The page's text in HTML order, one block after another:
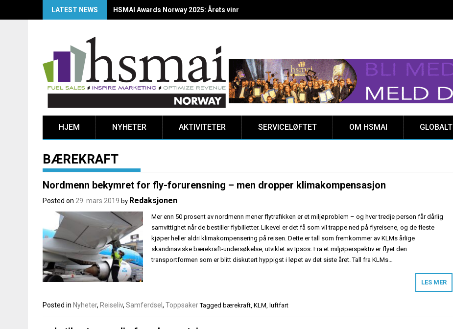
LATEST NEWS HSMAI Awards Norway 2025: Årets vinnere kåret på Clarion Hotel The HUB
HJEM NYHETER AKTIVITETER SERVICELØFTET OM HSMAI GLOBALT
BÆREKRAFT
Nordmenn bekymret for fly-forurensning – men dropper klimakompensasjon
Posted on 29. mars 2019 by Redaksjonen
Mer enn 50 prosent av nordmenn mener flytrafikken er et miljøproblem – og hver tredje person får dårlig
samvittighet når de bestiller flybilletter. Likevel er det få som vil trappe ned på flyreisene, og de fleste
kjøper heller aldri klimakompensering på reisen. Dette er tall som fremkommer av KLMs årlige
skandinaviske bærekraft-undersøkelse, utviklet av Ipsos. Fra et miljøperspektiv er flyet den
transportformen som er blitt diskutert hyppigst i løpet av det siste året. Tall fra KLMs…
LES MER
Posted in Nyheter, Reiseliv, Samferdsel , Toppsaker Tagged bærekraft, KLM, luftfart